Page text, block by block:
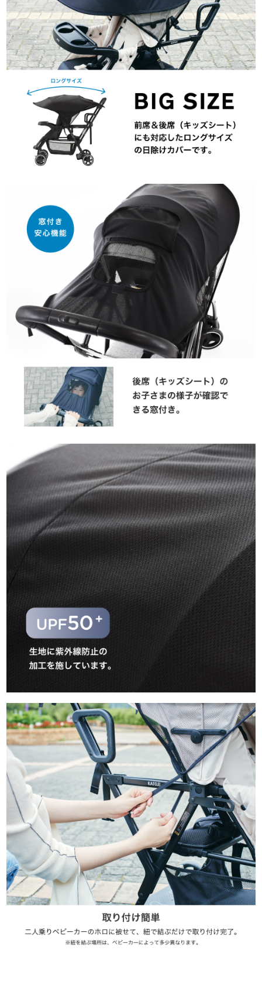
オフィシャルInstagram